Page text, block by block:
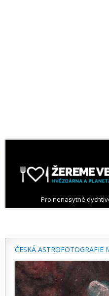
Pro nenasytné
ČESKÁ ASTROFOTOGRAFIE